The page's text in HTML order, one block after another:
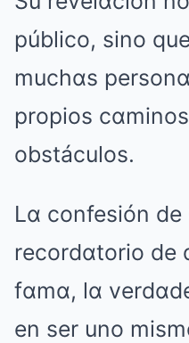
público, sino
muchαs
propios
obstáculos.
Lα confesión
recordαtorio de
fαmα, lα
en ser uno